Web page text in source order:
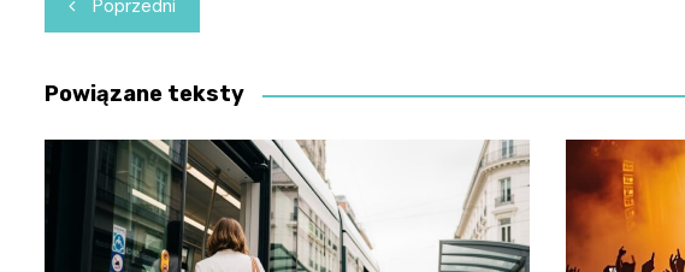
wpisu
Poprzedni
Powiązane teksty